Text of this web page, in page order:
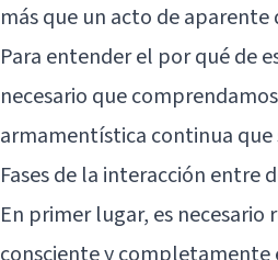
más que un acto de
Para entender el por qué de
necesario que
armamentística continua que
Fases de la interacción entre
En primer lugar, es